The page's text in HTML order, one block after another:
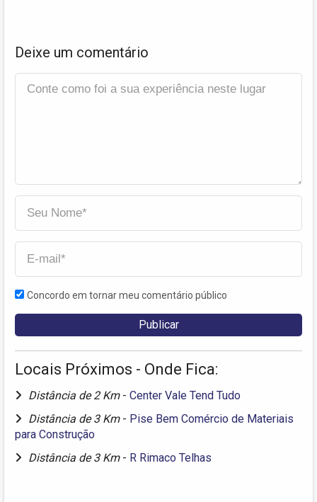
Deixe um comentário
Concordo em tornar meu comentário público
Locais Próximos - Onde Fica:
Distância de 2 Km - Center Vale Tend Tudo
Distância de 3 Km - Pise Bem Comércio de Materiais
para Construção
Distância de 3 Km - R Rimaco Telhas